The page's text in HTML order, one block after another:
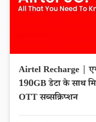
Airtel Recharge |
190GB डेटा के साथ
OTT सब्सक्रिप्शन